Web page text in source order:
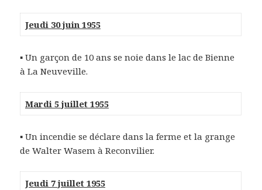
Jeudi 30 juin 1955
▪ Un garçon de 10 ans se noie dans le lac de Bienne
à La Neuveville.
Mardi 5 juillet 1955
▪ Un incendie se déclare dans la ferme et la grange
de Walter Wasem à Reconvilier.
Jeudi 7 juillet 1955